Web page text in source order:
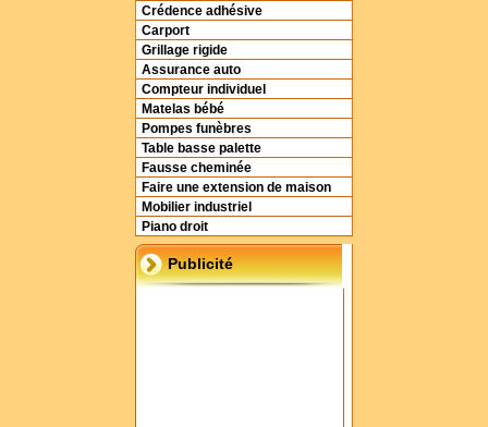
Crédence adhésive
Carport
Grillage rigide
Assurance auto
Compteur individuel
Matelas bébé
Pompes funèbres
Table basse palette
Fausse cheminée
Faire une extension de maison
Mobilier industriel
Piano droit
Publicité